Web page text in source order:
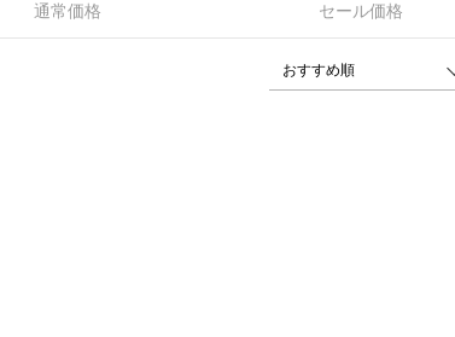
通常価格 セール価格